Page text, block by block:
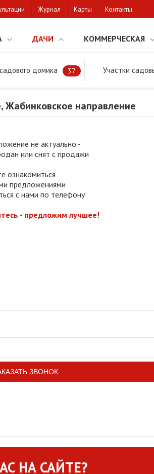
Журнал Карты Контакты
ДАЧИ КОММЕРЧЕСКАЯ
домика 37 Участки
районе, Жабинковское направление
Жабинковское направление
не актуально -
или снят с продажи
ознакомиться
предложениями
с нами по телефону
- предложим лучшее!
НА САЙТЕ?